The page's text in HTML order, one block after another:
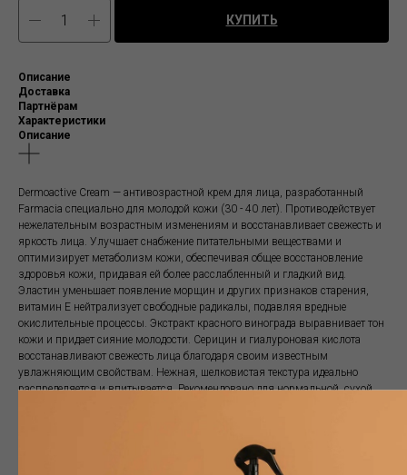
КУПИТЬ
Описание
Доставка
Партнёрам
Характеристики
Описание
Dermoactive Cream — антивозрастной крем для лица, разработанный
Farmacia специально для молодой кожи (30 - 40 лет). Противодействует
нежелательным возрастным изменениям и восстанавливает свежесть и
яркость лица. Улучшает снабжение питательными веществами и
оптимизирует метаболизм кожи, обеспечивая общее восстановление
здоровья кожи, придавая ей более расслабленный и гладкий вид.
Эластин уменьшает появление морщин и других признаков старения,
витамин Е нейтрализует свободные радикалы, подавляя вредные
окислительные процессы. Экстракт красного винограда выравнивает тон
кожи и придает сияние молодости. Серицин и гиалуроновая кислота
восстанавливают свежесть лица благодаря своим известным
увлажняющим свойствам. Нежная, шелковистая текстура идеально
распределяется и впитывается. Рекомендовано для нормальной, сухой
• для профилактики и замедления признаков старения.